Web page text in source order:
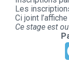
Les
Ci joint
Ce stage est